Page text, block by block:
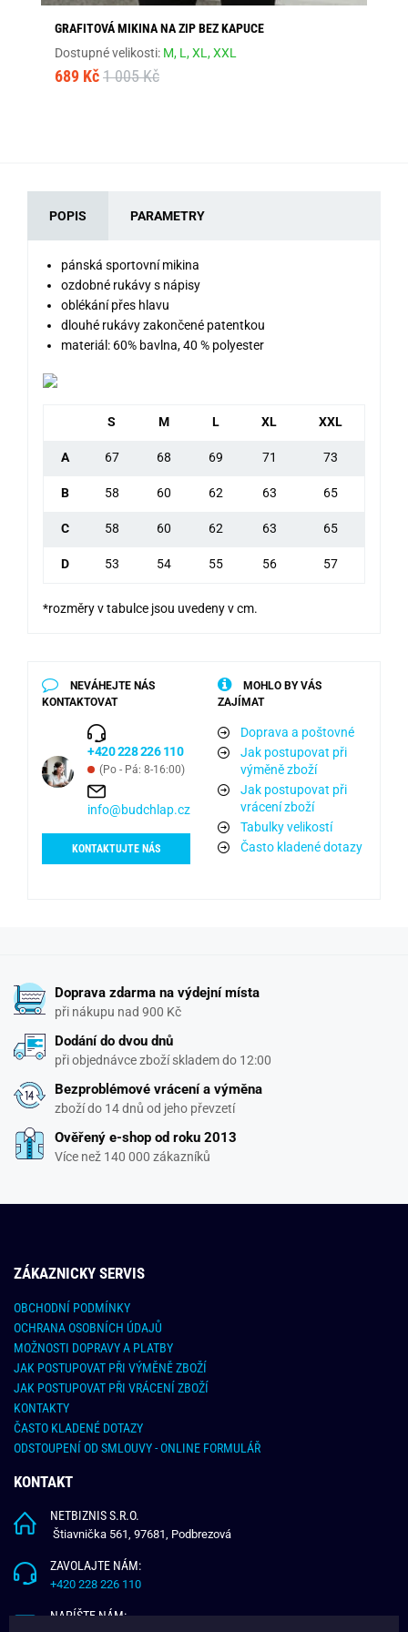
GRAFITOVÁ MIKINA NA ZIP BEZ KAPUCE
Dostupné velikosti: M, L,XL,XXL
689 Kč 1 005 Kč
POPIS PARAMETRY
pánská sportovní mikina
ozdobné rukávy s nápisy
oblékání přes hlavu
dlouhé rukávy zakončené patentkou
materiál: 60% bavlna, 40 % polyester
S M L XL XXL
A 67 68 69 71 73
B 58 60 62 63 65
C 58 60 62 63 65
D 53 54 55 56 57
*rozměry v tabulce jsou uvedeny v cm.
NEVÁHEJTE NÁS
KONTAKTOVAT
+420 228 226 110
(Po - Pá: 8-16:00)
info@budchlap.cz
KONTAKTUJTE NÁS
MOHLO BY VÁS
ZAJÍMAT
Doprava a poštovné
Jak postupovat při
výměně zboží
Jak postupovat při
vrácení zboží
Tabulky velikostí
Často kladené dotazy
Doprava zdarma na výdejní místa
při nákupu nad 900 Kč
Dodání do dvou dnů
při objednávce zboží skladem do 12:00
Bezproblémové vrácení a výměna
zboží do 14 dnů od jeho převzetí
Ověřený e-shop od roku 2013
Více než 140 000 zákazníků
ZÁKAZNICKY SERVIS
OBCHODNÍ PODMÍNKY
OCHRANA OSOBNÍCH ÚDAJŮ
MOŽNOSTI DOPRAVY A PLATBY
JAK POSTUPOVAT PŘI VÝMĚNĚ ZBOŽÍ
JAK POSTUPOVAT PŘI VRÁCENÍ ZBOŽÍ
KONTAKTY
ČASTO KLADENÉ DOTAZY
ODSTOUPENÍ OD SMLOUVY - ONLINE FORMULÁŘ
KONTAKT
NETBIZNIS S.R.O.
Štiavnička 561, 97681, Podbrezová
ZAVOLAJTE NÁM:
+420 228 226 110
NAPÍŠTE NÁM: